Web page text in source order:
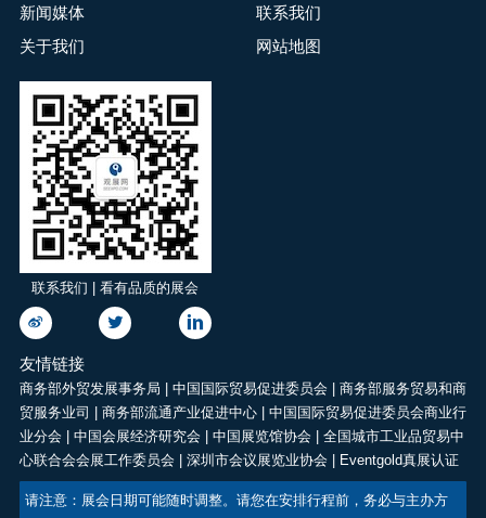
新和商业合作。
新闻媒体
联系我们
关于我们
网站地图
联系我们 | 看有品质的展会
友情链接
商务部外贸发展事务局 中国国际贸易促进委员会
商务部服务贸易和商
贸服务业司
商务部流通产业促进中心
中国国际贸易促进委员会商业行
业分会
中国会展经济研究会 中国展览馆协会
全国城市工业品贸易中
心联合会会展工作委员会
深圳市会议展览业协会 Eventgold真展认证
请注意：展会日期可能随时调整。请您在安排行程前，务必与主办方